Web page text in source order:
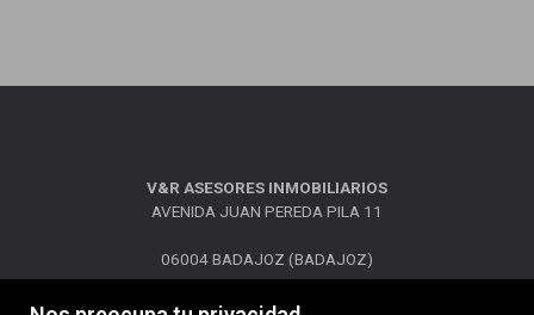
V&R ASESORES INMOBILIARIOS
AVENIDA JUAN PEREDA PILA 11
06004 BADAJOZ (BADAJOZ)